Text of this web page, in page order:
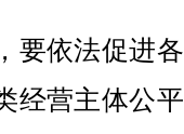
依法促进
经营主体公